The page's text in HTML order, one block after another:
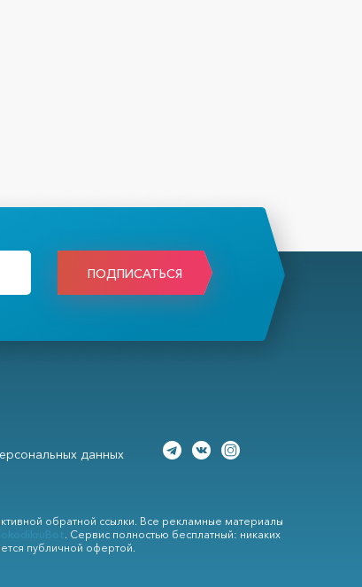
ПОДПИСАТЬСЯ
данных
обратной ссылки. Все рекламные материалы
. Сервис полностью бесплатный: никаких
публичной офертой.